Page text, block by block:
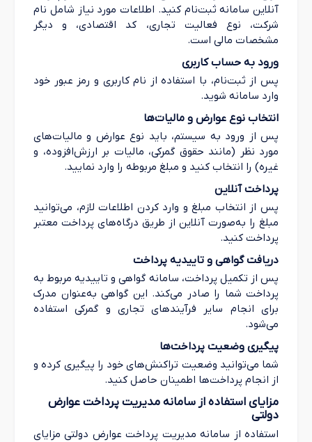
آنلاین سامانه ثبت‌نام کنید. اطلاعات مورد نیاز شامل نام
شرکت، نوع فعالیت تجاری، کد اقتصادی، و دیگر
مشخصات مالی است.
ورود به حساب کاربری
پس از ثبت‌نام، با استفاده از نام کاربری و رمز عبور خود
وارد سامانه شوید.
انتخاب نوع عوارض و مالیات‌ها
پس از ورود به سیستم، باید نوع عوارض و مالیات‌های
مورد نظر (مانند حقوق گمرکی، مالیات بر ارزش‌افزوده، و
غیره) را انتخاب کنید و مبلغ مربوطه را وارد نمایید.
پرداخت آنلاین
پس از انتخاب مبلغ و وارد کردن اطلاعات لازم، می‌توانید
مبلغ را به‌صورت آنلاین از طریق درگاه‌های پرداخت معتبر
پرداخت کنید.
دریافت گواهی و تاییدیه پرداخت
پس از تکمیل پرداخت، سامانه گواهی و تاییدیه مربوط به
پرداخت شما را صادر می‌کند. این گواهی به‌عنوان مدرک
برای انجام سایر فرآیندهای تجاری و گمرکی استفاده
می‌شود.
پیگیری وضعیت پرداخت‌ها
شما می‌توانید وضعیت تراکنش‌های خود را پیگیری کرده و
از انجام پرداخت‌ها اطمینان حاصل کنید.
مزایای استفاده از سامانه مدیریت پرداخت عوارض
دولتی
استفاده از سامانه مدیریت پرداخت عوارض دولتی مزایای